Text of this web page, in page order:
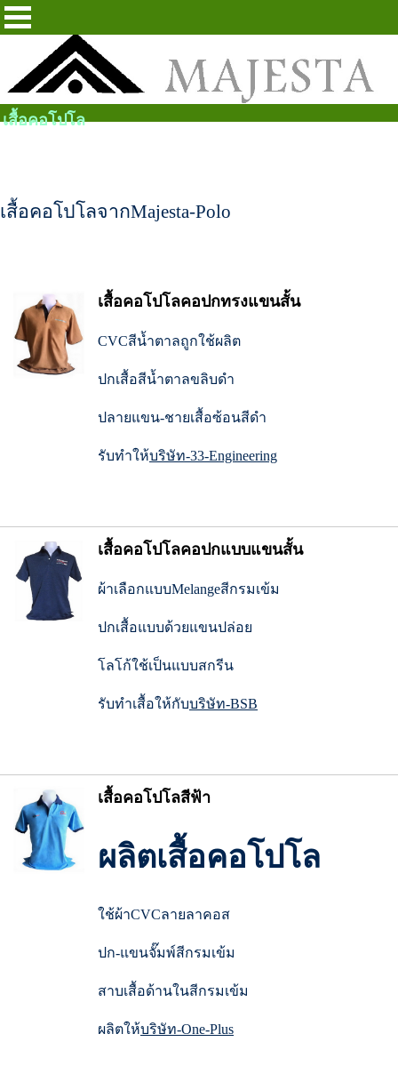
เสื้อคอโปโล
เสื้อคอโปโลจากMajesta-Polo
เสื้อคอโปโลคอปกทรงแขนสั้น
CVCสีน้ำตาลถูกใช้ผลิต
ปกเสื้อสีน้ำตาลขลิบดำ
ปลายแขน-ชายเสื้อซ้อนสีดำ
รับทำให้บริษัท-33-Engineering
เสื้อคอโปโลคอปกแบบแขนสั้น
ผ้าเลือกแบบMelangeสีกรมเข้ม
ปกเสื้อแบบด้วยแขนปล่อย
โลโก้ใช้เป็นแบบสกรีน
รับทำเสื้อให้กับบริษัท-BSB
เสื้อคอโปโลสีฟ้า
ผลิตเสื้อคอโปโล
ใช้ผ้าCVCลายลาคอส
ปก-แขนจั๊มพ์สีกรมเข้ม
สาบเสื้อด้านในสีกรมเข้ม
ผลิตให้บริษัท-One-Plus